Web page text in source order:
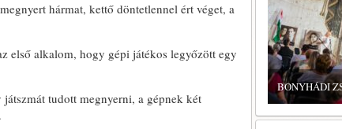
hármat, kettő döntetlennel ért véget, a
első alkalom, hogy gépi játékos legyőzött egy
tudott megnyerni, a gépnek két
BONYHÁDI ZSIDÓ NAPOK